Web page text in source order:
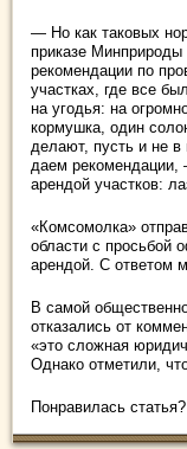
— Но как таковых
приказе
рекомендации по
участках, где все
на угодья: на
кормушка, один
делают, пусть и не
даем рекомендации,
арендой участков:
«Комсомолка»
области с просьбой
арендой. С ответом
В самой
отказались от
«это сложная
Однако отметили,
Понравилась